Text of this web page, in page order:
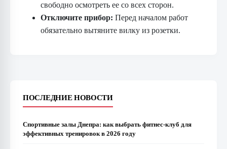
свободно осмотреть ее со всех сторон.
Отключите прибор: Перед началом работ
обязательно вытяните вилку из розетки.
ПОСЛЕДНИЕ НОВОСТИ
Спортивные залы Днепра: как выбрать фитнес-клуб для
эффективных тренировок в 2026 году